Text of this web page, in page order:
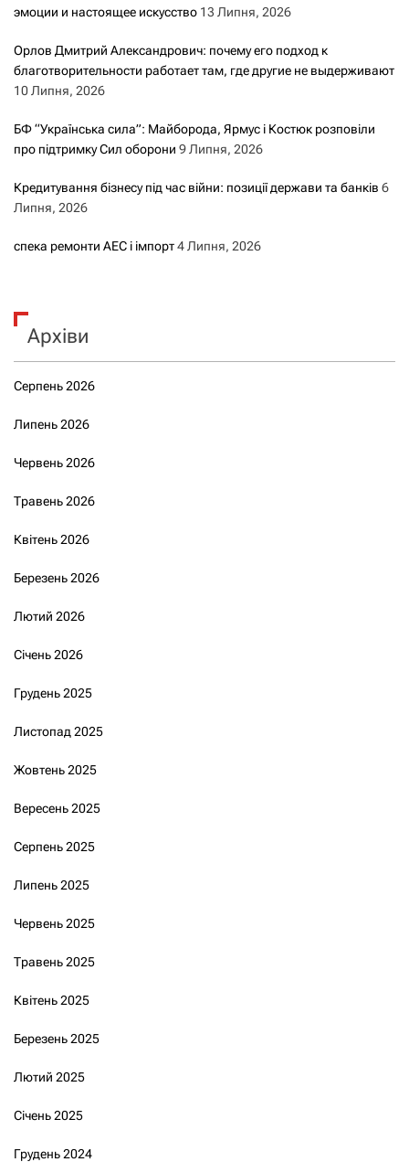
эмоции и настоящее искусство 13 Липня, 2026
Орлов Дмитрий Александрович: почему его подход к
благотворительности работает там, где другие не выдерживают
10 Липня, 2026
БФ “Українська сила”: Майборода, Ярмус і Костюк розповіли
про підтримку Сил оборони 9 Липня, 2026
Кредитування бізнесу під час війни: позиції держави та банків 6
Липня, 2026
спека ремонти АЕС і імпорт4 Липня, 2026
Архіви
Серпень 2026
Липень 2026
Червень 2026
Травень 2026
Квітень 2026
Березень 2026
Лютий 2026
Січень 2026
Грудень 2025
Листопад 2025
Жовтень 2025
Вересень 2025
Серпень 2025
Липень 2025
Червень 2025
Травень 2025
Квітень 2025
Березень 2025
Лютий 2025
Січень 2025
Грудень 2024